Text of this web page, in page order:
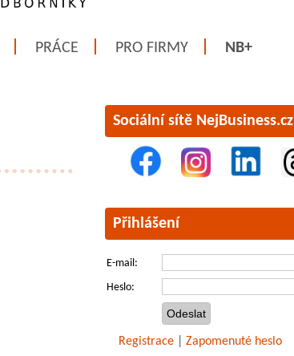
PRÁCE PRO FIRMY NB+
Sociální sítě NejBusiness.cz
Přihlášení
E-mail:
Heslo:
Registrace Zapomenuté heslo